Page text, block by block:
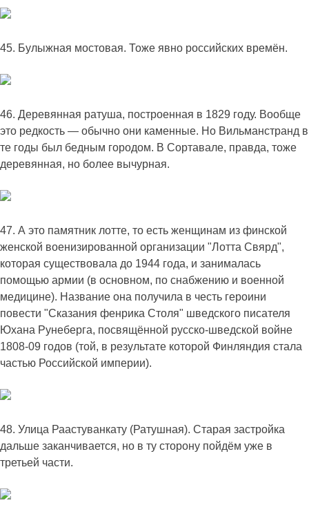
45. Булыжная мостовая. Тоже явно российских времён.
46. Деревянная ратуша, построенная в 1829 году. Вообще
это редкость — обычно они каменные. Но Вильманстранд в
те годы был бедным городом. В Сортавале, правда, тоже
деревянная, но более вычурная.
47. А это памятник лотте, то есть женщинам из финской
женской военизированной организации "Лотта Свярд",
которая существовала до 1944 года, и занималась
помощью армии (в основном, по снабжению и военной
медицине). Название она получила в честь героини
повести "Сказания фенрика Столя" шведского писателя
Юхана Рунеберга, посвящённой русско-шведской войне
1808-09 годов (той, в результате которой Финляндия стала
частью Российской империи).
48. Улица Раастуванкату (Ратушная). Старая застройка
дальше заканчивается, но в ту сторону пойдём уже в
третьей части.